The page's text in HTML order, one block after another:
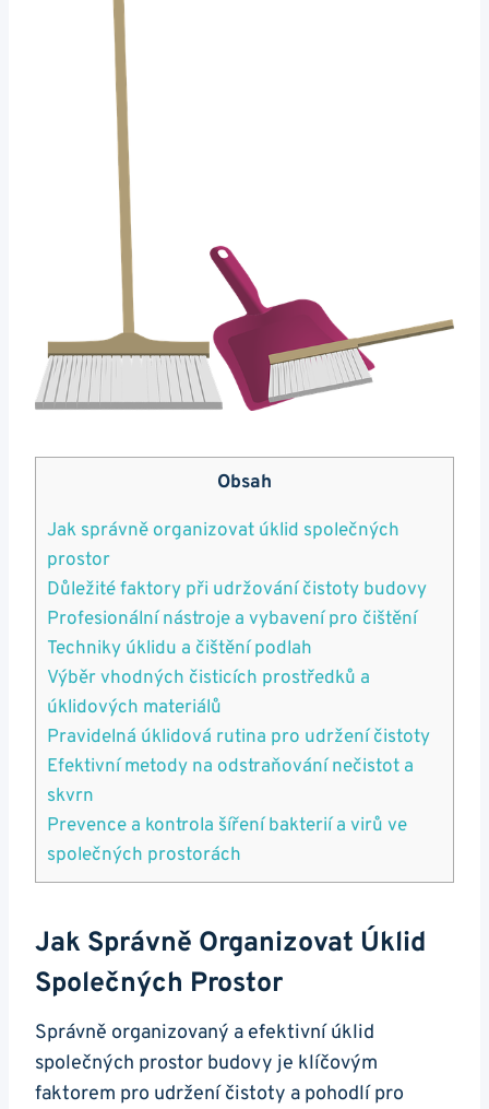
Obsah
Jak správně organizovat ⁢úklid společných
prostor
Důležité faktory při udržování čistoty budovy
Profesionální nástroje‍ a vybavení pro čištění
Techniky úklidu a čištění podlah
Výběr vhodných čisticích⁢ prostředků a
úklidových materiálů
Pravidelná úklidová rutina pro udržení čistoty
Efektivní metody na odstraňování nečistot⁢ a
skvrn
Prevence a kontrola šíření ⁤bakterií a virů ve
společných prostorách
Jak Správně Organizovat ⁢úklid
Společných Prostor
Správně organizovaný a efektivní úklid‌
společných prostor budovy je klíčovým
faktorem pro udržení čistoty a pohodlí pro⁤